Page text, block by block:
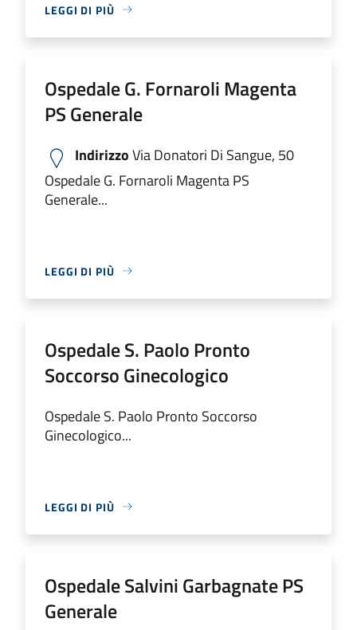
LEGGI DI PIÙ
Ospedale G. Fornaroli Magenta
PS Generale
IndirizzoVia Donatori Di Sangue, 50
Ospedale G. Fornaroli Magenta PS
Generale...
LEGGI DI PIÙ
Ospedale S. Paolo Pronto
Soccorso Ginecologico
Ospedale S. Paolo Pronto Soccorso
Ginecologico...
LEGGI DI PIÙ
Ospedale Salvini Garbagnate PS
Generale